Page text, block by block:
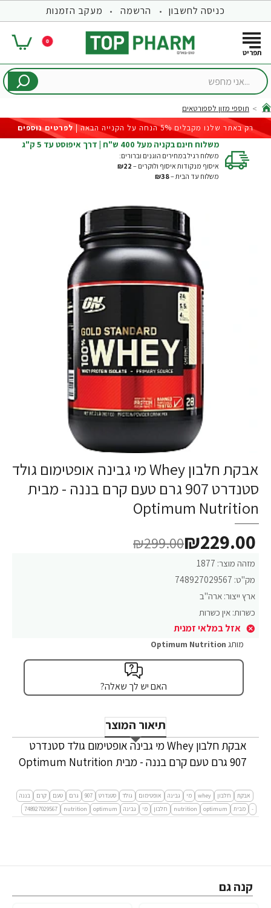
כניסה לחשבון הרשמה מעקב הזמנות
0
...אני
home
תוספי מזון לספורטאים
רק באתר שלנו מקבלים 5% הנחה על הקנייה הבאה |
לפרטים נוספים
משלוח חינם בקניה מעל 400 ש"ח | דרך איפוסט עד 5 ק"ג
משלוח רגיל במחירים הוגנים וברורים:
איסוף מנקודות איסוף ולוקרים – ₪22
משלוח עד הבית –₪38
אבקת חלבון Whey מי גבינה אופטימום גולד
סטנדרט 907 גרם טעם קרם בננה - מבית
Optimum Nutrition
מזהה מוצר: 1877
מק"ט: 748927029567
ארץ ייצור: ארה"ב
כשרות: אין כשרות
אזל במלאי זמנית
₪229.00
₪299.00
מותג Optimum Nutrition
האם יש לך שאלה?
תיאור המוצר
אבקת חלבון Whey מי גבינה אופטימום גולד סטנדרט
907 גרם טעם קרם בננה - מבית Optimum Nutrition
אבקת חלבון whey מי גבינה אופטימום גולד סטנדרט 907 גרם טעם קרם
בננה
-
מבית optimum
nutrition חלבון מי גבינה optimum
nutrition
748927029567
קנה גם